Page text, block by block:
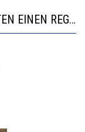
“WIR BEOBACHTEN EINEN REGELRECHTEN STURZFLUG BEI DEN LERNLEISTUNGEN”
DIE VERSTÄRKTE HARMONISIERUNG IM SCHULWESEN VERRINGERT DAS INNOVATIONSPOTENZIAL